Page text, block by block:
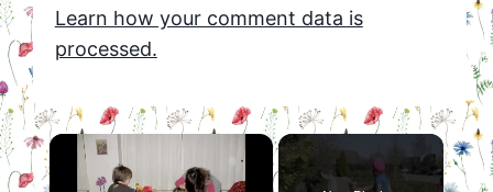
Learn how your comment data is
processed.
×